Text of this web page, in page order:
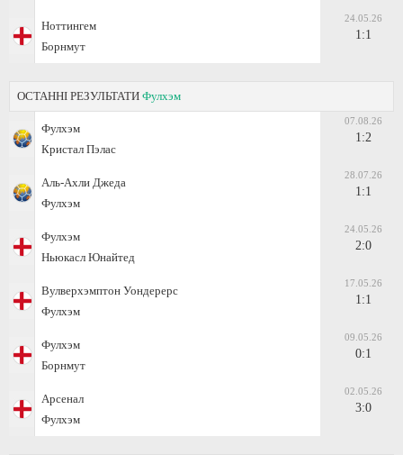
Ноттингем
Борнмут
24.05.26
1:1
ОСТАННІ РЕЗУЛЬТАТИ Фулхэм
Фулхэм
Кристал Пэлас
07.08.26
1:2
Аль-Ахли Джеда
Фулхэм
28.07.26
1:1
Фулхэм
Ньюкасл Юнайтед
24.05.26
2:0
Вулверхэмптон Уондерерс
Фулхэм
17.05.26
1:1
Фулхэм
Борнмут
09.05.26
0:1
Арсенал
Фулхэм
02.05.26
3:0